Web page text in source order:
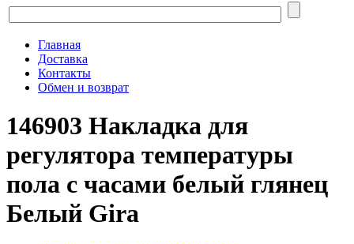
Главная
Доставка
Контакты
Обмен и возврат
146903 Накладка для
регулятора температуры
пола с часами белый глянец
Белый Gira